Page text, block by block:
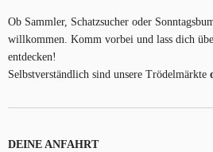
Ob Sammler, Schatzsucher oder
willkommen. Komm vorbei und lass dich
entdecken!
Selbstverständlich sind unsere Trödelmärkte
DEINE ANFAHRT